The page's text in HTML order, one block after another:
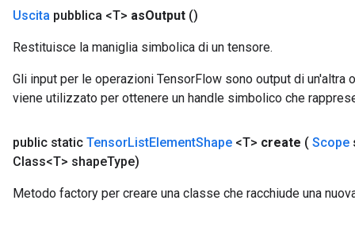
Uscita pubblica <T> asOutput ()
Restituisce la maniglia simbolica di un tensore.
Gli input per le operazioni TensorFlow sono output di un'altra
viene utilizzato per ottenere un handle simbolico che
public static TensorListElementShape <T> create ( Scope
Class<T> shapeType)
Metodo factory per creare una classe che racchiude una